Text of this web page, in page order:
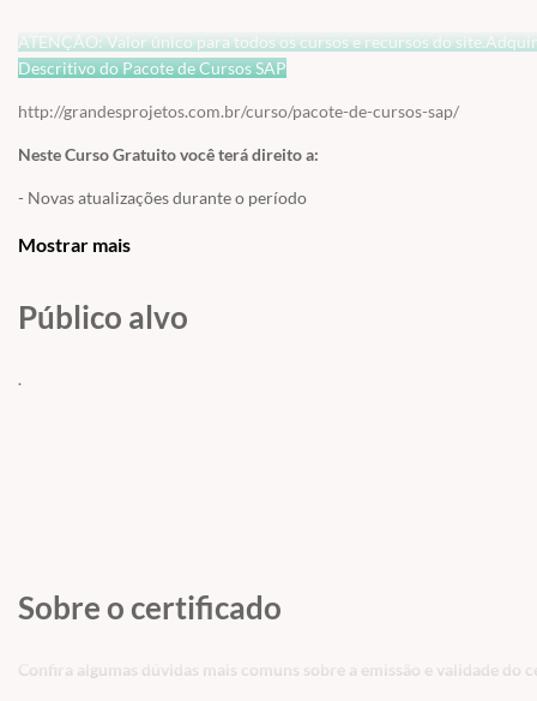
ATENÇÃO: Valor único para todos os cursos e recursos do
Descritivo do Pacote de Cursos SAP
http://grandesprojetos.com.br/curso/pacote-de-cursos-sap/
Neste Curso Gratuito você terá direito a:
- Novas atualizações durante o período
- Suporte ilimitado em 05 níveis
complementar e links, avaliação final e muito mais!)
Mostrar mais
Público alvo
.
Sobre o certificado
Confira algumas dúvidas mais comuns sobre a emissão e validade do